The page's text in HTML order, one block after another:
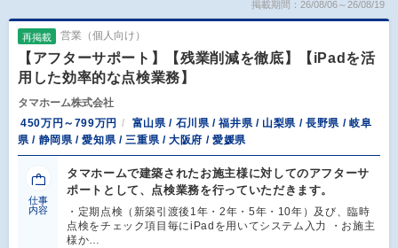
掲載期間：26/08/06～26/08/19
再掲載 営業（個人向け）
【アフターサポート】【残業削減を徹底】【iPadを活
用した効率的な点検業務】
タマホーム株式会社
450万円～799万円
富山県 / 石川県 / 福井県 / 山梨県 / 長野県 / 岐阜
県 / 静岡県 / 愛知県 / 三重県 / 大阪府 / 愛媛県
仕事
内容
タマホームで建築されたお施主様に対してのアフターサ
ポートとして、点検業務を行っていただきます。
・定期点検（新築引渡後1年・2年・5年・10年）及び、臨時
点検をチェック項目毎にiPadを用いてシステム入力 ・お施主
様か…